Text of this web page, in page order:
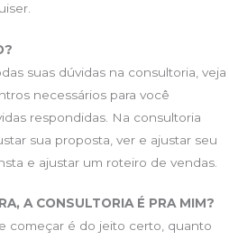
suas dúvidas na consultoria, veja
necessários para você
respondidas. Na consultoria
sua proposta, ver e ajustar seu
e ajustar um roteiro de vendas.
A CONSULTORIA É PRA MIM?
começar é do jeito certo, quanto